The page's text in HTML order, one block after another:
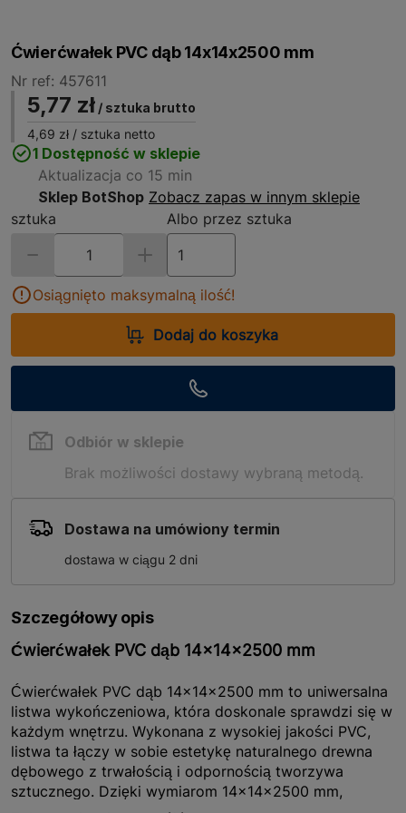
Ćwierćwałek PVC dąb 14x14x2500 mm
Nr ref: 457611
5,77 zł / sztuka brutto
4,69 zł / sztuka netto
1 Dostępność w sklepie
Aktualizacja co 15 min
Sklep BotShop Zobacz zapas w innym sklepie
sztuka
Albo przez sztuka
Osiągnięto maksymalną ilość!
Dodaj do koszyka
Odbiór w sklepie
Brak możliwości dostawy wybraną metodą.
Dostawa na umówiony termin
dostawa w ciągu 2 dni
Szczegółowy opis
Ćwierćwałek PVC dąb 14x14x2500 mm
Ćwierćwałek PVC dąb 14x14x2500 mm to uniwersalna
listwa wykończeniowa, która doskonale sprawdzi się w
każdym wnętrzu. Wykonana z wysokiej jakości PVC,
listwa ta łączy w sobie estetykę naturalnego drewna
dębowego z trwałością i odpornością tworzywa
sztucznego. Dzięki wymiarom 14x14x2500 mm,